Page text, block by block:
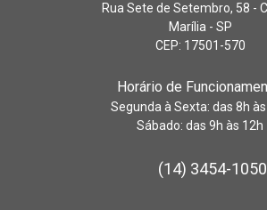
Rua Sete de Setembro, 58 -
Marília - SP
CEP: 17501-570
Horário de
Segunda à Sexta: das 8h
Sábado: das 9h às 12h
(14) 3454-1050